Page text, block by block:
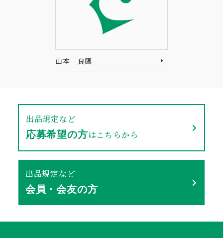
山本 良鷹
出品規定など
応募希望の方はこちらから
出品規定など
会員・会友の方